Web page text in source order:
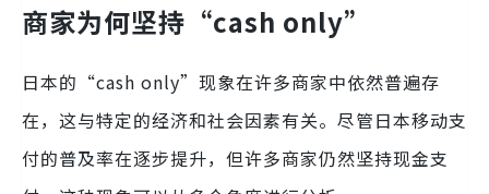
商家为何坚持“cash only”
日本的“cash only”现象在许多商家中依然普遍存
在，这与特定的经济和社会因素有关。尽管日本移动支
付的普及率在逐步提升，但许多商家仍然坚持现金支